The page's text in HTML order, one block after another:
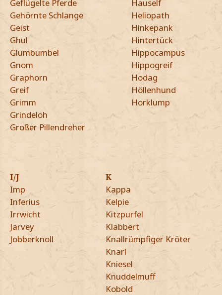
Geflügelte Pferde
Gehörnte Schlange
Geist
Ghul
Glumbumbel
Gnom
Graphorn
Greif
Grimm
Grindeloh
Großer Pillendreher
Hauself
Heliopath
Hinkepank
Hintertück
Hippocampus
Hippogreif
Hodag
Höllenhund
Horklump
I/J
Imp
Inferius
Irrwicht
Jarvey
Jobberknoll
K
Kappa
Kelpie
Kitzpurfel
Klabbert
Knallrümpfiger Kröter
Knarl
Kniesel
Knuddelmuff
Kobold